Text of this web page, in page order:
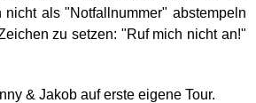
nicht als "Notfallnummer" abstempeln
zu setzen: "Ruf mich nicht an!"
& Jakob auf erste eigene Tour.